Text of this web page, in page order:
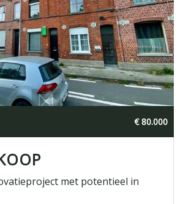
€ 80.000
met potentieel in